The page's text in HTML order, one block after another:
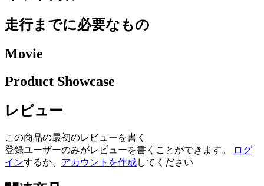
走行までに必要なもの
Movie
Product Showcase
レビュー
この商品の最初のレビューを書く
登録ユーザーのみがレビューを書くことができます。
ログ
インするか、 アカウントを作成してください